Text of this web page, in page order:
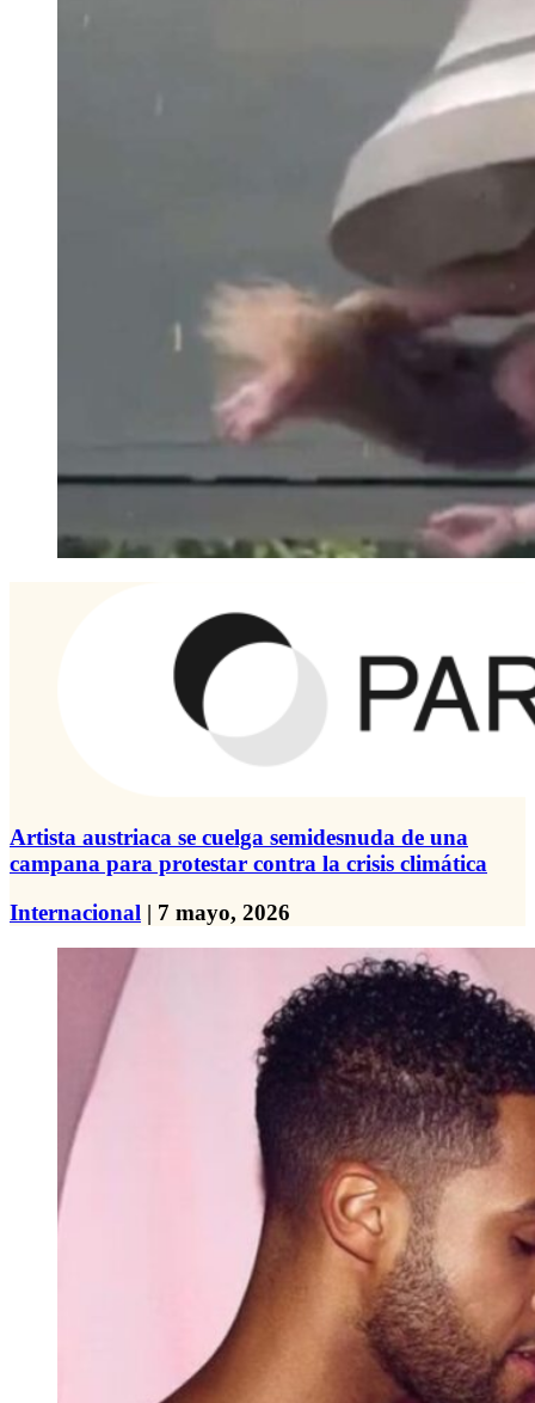
Artista austriaca se cuelga semidesnuda de una
campana para protestar contra la crisis climática
Internacional | 7 mayo, 2026